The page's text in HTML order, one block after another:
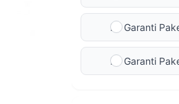
Ek Garanti
Ek Garanti